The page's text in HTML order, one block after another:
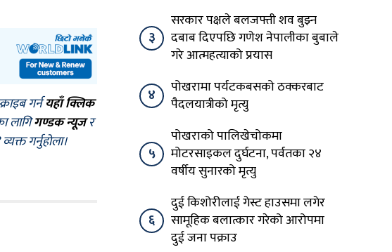
गर्नयहाँ क्लिक
लागिगण्डक न्यूजर
गर्नुहोला।
३
सरकार पक्षले बलजफ्ती शव बुझ्न
दबाब दिएपछि गणेश नेपालीका बुबाले
गरे आत्महत्याको प्रयास
४
पोखरामा पर्यटकबसको ठक्करबाट
पैदलयात्रीको मृत्यु
५
पोखराको पालिखेचोकमा
मोटरसाइकल दुर्घटना, पर्वतका २४
वर्षीय सुनारको मृत्यु
६
दुई किशोरीलाई गेस्ट हाउसमा लगेर
सामूहिक बलात्कार गरेको आरोपमा
दुई जना पक्राउ